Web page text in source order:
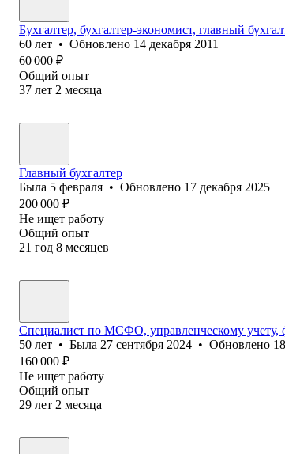
Бухгалтер, бухгалтер-экономист, главный
60 лет • Обновлено 14 декабря 2011
60 000 ₽
Общий опыт
37 лет 2 месяца
Главный бухгалтер
Была 5 февраля • Обновлено 17 декабря 2025
200 000 ₽
Не ищет работу
Общий опыт
21 год 8 месяцев
Специалист по МСФО, управленческому учету,
50 лет • Была 27 сентября 2024 • Обновлено
160 000 ₽
Не ищет работу
Общий опыт
29 лет 2 месяца